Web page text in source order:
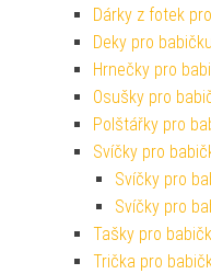
Dárky z fotek
Deky pro babičku
Hrnečky pro
Osušky pro
Polštářky pro
Svíčky pro
Svíčky pro
Svíčky pro
Tašky pro
Trička pro